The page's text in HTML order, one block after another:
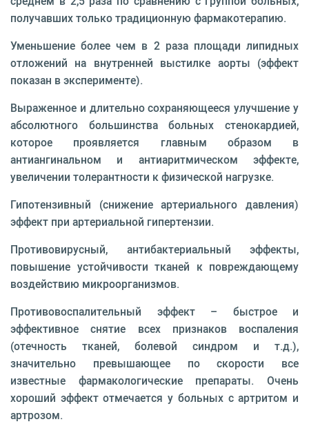
получавших только традиционную фармакотерапию.
Уменьшение более чем в 2 раза площади липидных
отложений на внутренней выстилке аорты (эффект
показан в эксперименте).
Выраженное и длительно сохраняющееся улучшение у
абсолютного большинства больных стенокардией,
которое проявляется главным образом в
антиангинальном и антиаритмическом эффекте,
увеличении толерантности к физической нагрузке.
Гипотензивный (снижение артериального давления)
эффект при артериальной гипертензии.
Противовирусный, антибактериальный эффекты,
повышение устойчивости тканей к повреждающему
воздействию микроорганизмов.
Противовоспалительный эффект – быстрое и
эффективное снятие всех признаков воспаления
(отечность тканей, болевой синдром и т.д.),
значительно превышающее по скорости все
известные фармакологические препараты. Очень
хороший эффект отмечается у больных с артритом и
артрозом.